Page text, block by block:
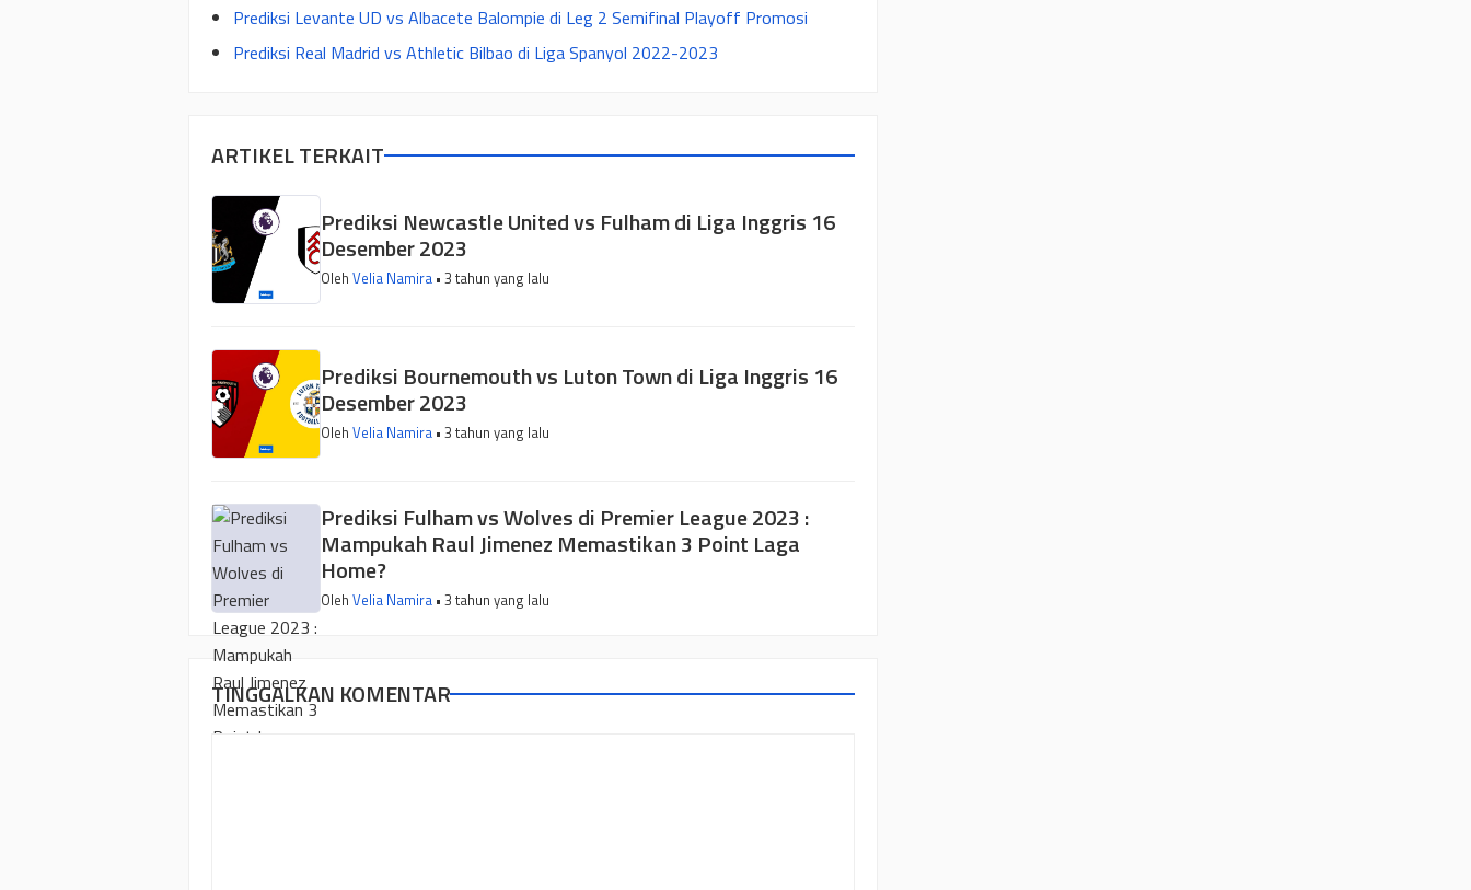
Prediksi Levante UD vs Albacete Balompie di Leg 2 Semifinal Playoff Promosi
Prediksi Real Madrid vs Athletic Bilbao di Liga Spanyol 2022-2023
ARTIKEL TERKAIT
Prediksi Newcastle United vs Fulham di Liga Inggris 16
Desember 2023
Oleh Velia Namira • 3 tahun yang lalu
Prediksi Bournemouth vs Luton Town di Liga Inggris 16
Desember 2023
Oleh Velia Namira • 3 tahun yang lalu
Prediksi Fulham vs Wolves di Premier League 2023 :
Mampukah Raul Jimenez Memastikan 3 Point Laga
Home?
Oleh Velia Namira • 3 tahun yang lalu
TINGGALKAN KOMENTAR